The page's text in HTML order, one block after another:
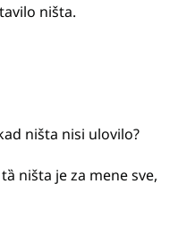
ništa.
ništa nisi ulovilo?
ništa je za mene sve,